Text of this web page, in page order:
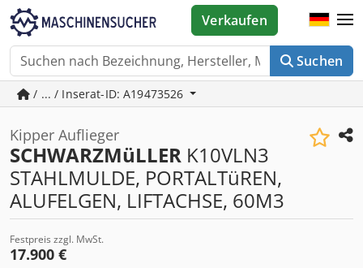
Suchen
Verkaufen
/ ... / Inserat-ID: A19473526
Kipper Auflieger
SCHWARZMüLLER K10VLN3
STAHLMULDE, PORTALTüREN,
ALUFELGEN, LIFTACHSE, 60M3
Festpreis zzgl. MwSt.
17.900 €